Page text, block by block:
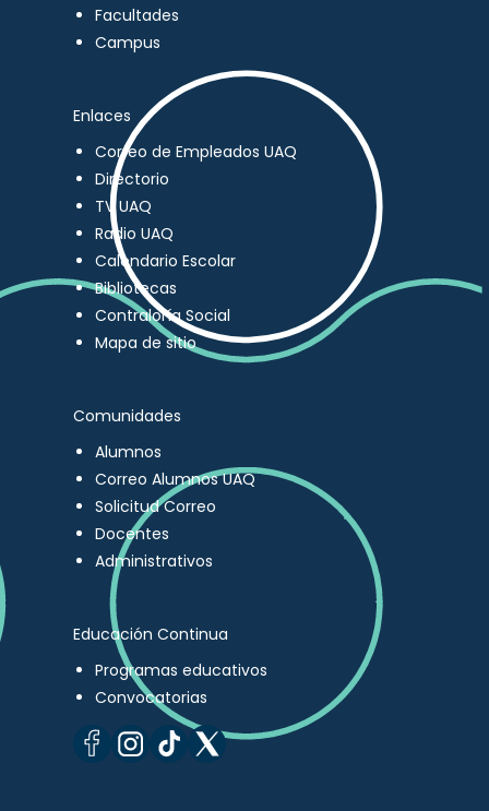
Facultades
Campus
Enlaces
Correo de Empleados UAQ
Directorio
TV UAQ
Radio UAQ
Calendario Escolar
Bibliotecas
Contraloría Social
Mapa de sitio
Comunidades
Alumnos
Correo Alumnos UAQ
Solicitud Correo
Docentes
Administrativos
Educación Continua
Programas educativos
Convocatorias